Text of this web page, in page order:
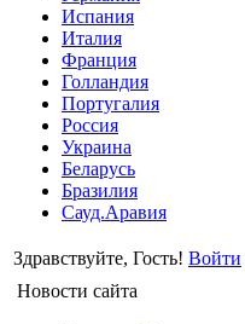
Испания
Италия
Франция
Голландия
Португалия
Россия
Украина
Беларусь
Бразилия
Сауд.Аравия
Здравствуйте, Гость! Войти
Новости сайта